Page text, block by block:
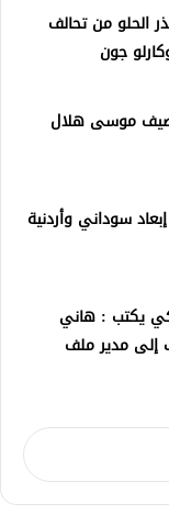
الحلو من تحالف
جون
موسى هلال
سوداني وأردنية
يكتب : هاني
إلى مدير ملف